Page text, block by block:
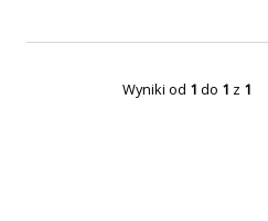
Wyniki od 1 do 1 z 1